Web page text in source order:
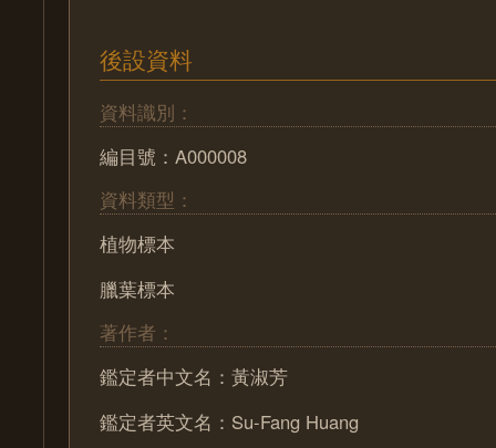
後設資料
資料識別：
編目號：A000008
資料類型：
植物標本
臘葉標本
著作者：
鑑定者中文名：黃淑芳
鑑定者英文名：Su-Fang Huang